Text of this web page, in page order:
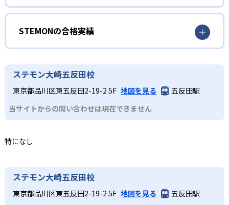
2 厳選したSTEAM教材
子どもの思考力や発想力を鍛えるため、世界中から厳選し
たSTEAM教材を使用している。
3 野外活動で成長を促す
一部校舎では、豪雪地域の暮らし体験や、田植え体験な
ど、自然の中で実際に体験する野外活動を実施している。
幼児期から手を動かす楽しさを実感しながら、ブロック教
材や簡単なプログラミングを通じて、学ぶ意欲の芽を育て
る。
1～3年生
基礎理論を体験的に理解したい子ども
ベーシッククラスでは、家の中にある道具や街中で見かけ
る機械などの身近なものをテーマに、ものづくり体験を通
4～6年生
度な技術に挑戦。次世代のクリエイター育成をサポートす
る。
どんなメリットがある?
STEMONの最大のメリットは、実際に手を動かしながら学
ぶ「つくることで学ぶ」体験を通じて、学習内容の理解が
深まる点にある。プロジェクト型の学習により、理科や数
学の原理を具体的に体験しながら身につけることが可能
だ。また、フロー理論を応用したカリキュラム設計によ
り、子どもたちが高い集中状態を維持しやすく、達成感を
味わいながら学習を継続できる。
どんなデメリットがある?
算練習や基礎ドリルといった反復学習を希望する子どもに
ではあるものの教室数は地域によって偏りがあり、希望す
る教室が近くにない場合もある点は注意が必要だ。
STEMONの合格実績
STEMONは合格実績を公式サイトで公開していない。
ステモン大崎五反田校
東京都品川区東五反田2-19-2 5F 地図を見る
五反田駅
当サイトからの問い合わせは現在できません
特になし
ステモン大崎五反田校
東京都品川区東五反田2-19-2 5F 地図を見る
五反田駅